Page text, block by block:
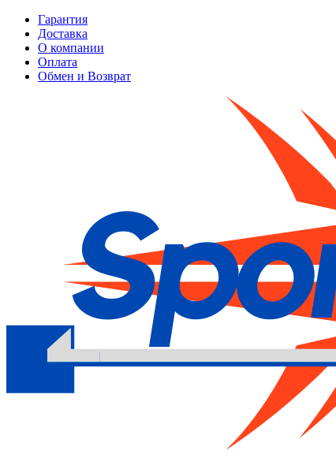
Гарантия
Доставка
О компании
Оплата
Обмен и Возврат